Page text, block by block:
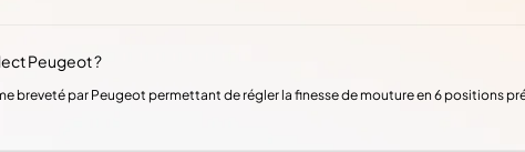
Peugeot ?
breveté par Peugeot permettant de régler la finesse de mouture en 6 positions